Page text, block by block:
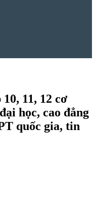
11, 12 cơ
học, cao đẳng
quốc gia, tin